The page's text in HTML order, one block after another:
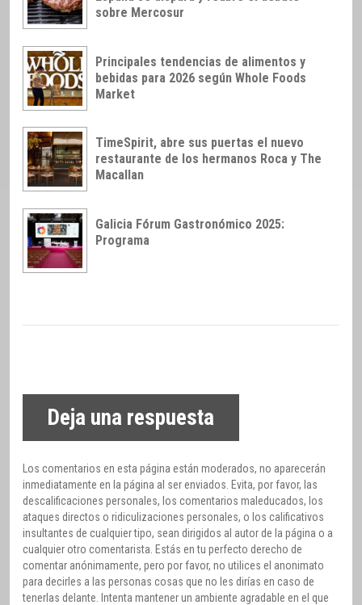
sobre Mercosur
Principales tendencias de alimentos y
bebidas para 2026 según Whole Foods
Market
TimeSpirit, abre sus puertas el nuevo
restaurante de los hermanos Roca y The
Macallan
Galicia Fórum Gastronómico 2025:
Programa
Deja una respuesta
Los comentarios en esta página están moderados, no aparecerán
inmediatamente en la página al ser enviados. Evita, por favor, las
descalificaciones personales, los comentarios maleducados, los
ataques directos o ridiculizaciones personales, o los calificativos
insultantes de cualquier tipo, sean dirigidos al autor de la página o a
cualquier otro comentarista. Estás en tu perfecto derecho de
comentar anónimamente, pero por favor, no utilices el anonimato
para decirles a las personas cosas que no les dirías en caso de
tenerlas delante. Intenta mantener un ambiente agradable en el que